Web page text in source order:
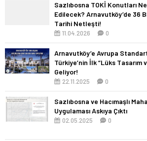
Sazlıbosna TOKİ Konutları
Edilecek? Arnavutköy’de 36
Tarihi Netleşti!
11.04.2026 0
Arnavutköy’e Avrupa
Türkiye’nin İlk “Lüks Tasarım
Geliyor!
22.11.2025 0
Sazlıbosna ve Hacımaşlı
Uygulaması Askıya Çıktı
02.05.2025 0